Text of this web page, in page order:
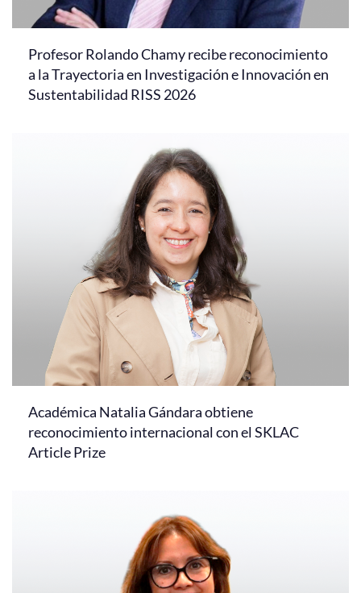
Profesor Rolando Chamy recibe reconocimiento
a la Trayectoria en Investigación e Innovación en
Sustentabilidad RISS 2026
Académica Natalia Gándara obtiene
reconocimiento internacional con el SKLAC
Article Prize